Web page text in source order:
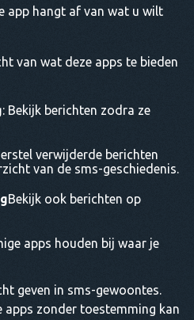
app hangt af van wat u wilt
van wat deze apps te bieden
: Bekijk berichten zodra ze
verwijderde berichten
van de sms-geschiedenis.
Bekijk ook berichten op
apps houden bij waar je
geven in sms-gewoontes.
apps zonder toestemming kan